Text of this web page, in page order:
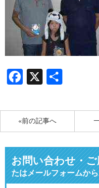
Facebook
X
«前の記事へ
お問い合わせ・ご
たはメールフォームか